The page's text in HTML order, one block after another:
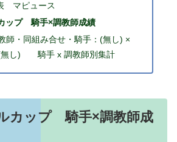
マピュース
ップ 騎手×調教師成績
師・同組み合せ・騎手：(無し) ×
無し) 騎手 x 調教師別集計
カップ 騎手×調教師成